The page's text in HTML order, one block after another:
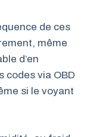
de ces
même
d’en
codes via OBD
si le voyant